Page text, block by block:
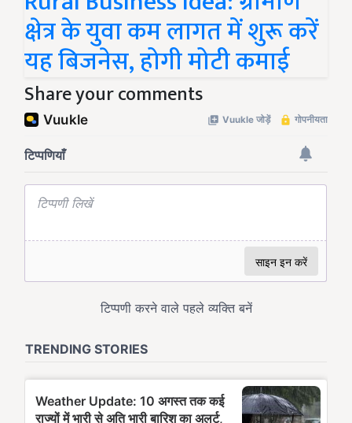
क्षेत्र के युवा कम लागत में शुरू करें
यह बिजनेस, होगी मोटी कमाई
Share your comments